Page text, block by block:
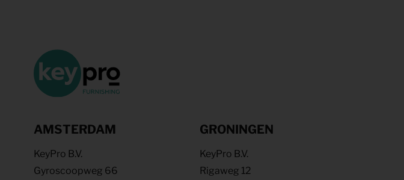
AMSTERDAM
KeyPro B.V.
Gyroscoopweg 66
GRONINGEN
KeyPro B.V.
Rigaweg 12